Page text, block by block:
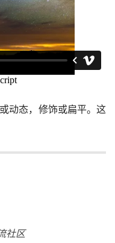
动态，修饰或扁平。这
社区